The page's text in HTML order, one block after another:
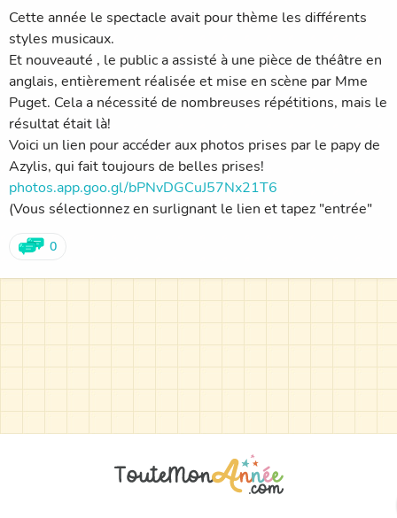
Cette année le spectacle avait pour thème les différents
styles musicaux.
Et nouveauté , le public a assisté à une pièce de théâtre en
anglais, entièrement réalisée et mise en scène par Mme
Puget. Cela a nécessité de nombreuses répétitions, mais le
résultat était là!
Voici un lien pour accéder aux photos prises par le papy de
Azylis, qui fait toujours de belles prises!
photos.app.goo.gl/bPNvDGCuJ57Nx21T6
(Vous sélectionnez en surlignant le lien et tapez "entrée"
0